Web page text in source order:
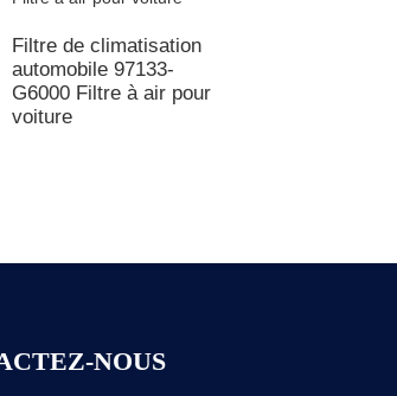
Filtre de climatisation
automobile 97133-
G6000 Filtre à air pour
voiture
NOUS